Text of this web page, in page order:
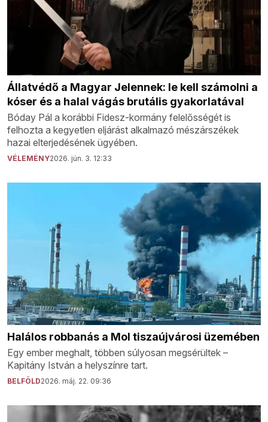
Állatvédő a Magyar Jelennek: le kell számolni a
kóser és a halal vágás brutális gyakorlatával
Bóday Pál a korábbi Fidesz-kormány felelősségét is
felhozta a kegyetlen eljárást alkalmazó mészárszékek
hazai elterjedésének ügyében.
VÉLEMÉNY2026. jún. 3. 12:33
Halálos robbanás a Mol tiszaújvárosi üzemében
Egy ember meghalt, többen súlyosan megsérültek –
Kapitány István a helyszínre tart.
BELFÖLD2026. máj. 22. 09:36